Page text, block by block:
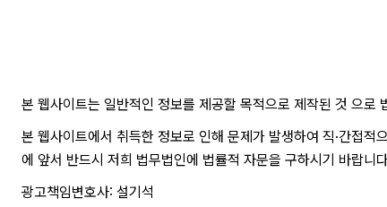
본 웹사이트는 일반적인 정보를 제공할 목적으로 제작된 것 으로
본 웹사이트에서 취득한 정보로 인해 문제가 발생하여 직·간접
에 앞서 반드시 저희 법무법인에 법률적 자문을 구하시기 바랍니
광고책임변호사: 설기석